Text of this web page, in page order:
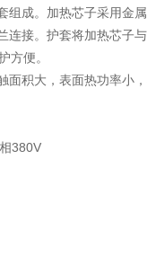
组成。加热芯子采用金
连接。护套将加热芯子
方便。
面积大，表面热功率小
380V